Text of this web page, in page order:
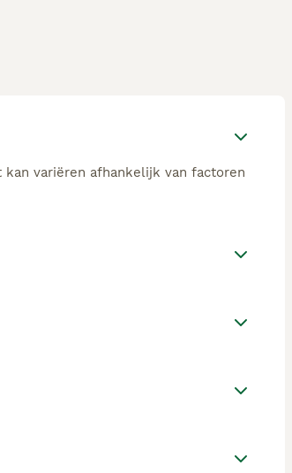
variëren afhankelijk van factoren